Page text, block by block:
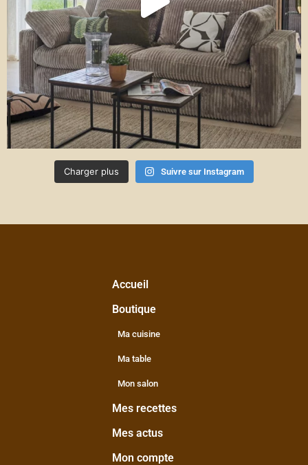
Charger plus Suivre sur Instagram
Accueil
Boutique
Ma cuisine
Ma table
Mon salon
Mes recettes
Mes actus
Mon compte